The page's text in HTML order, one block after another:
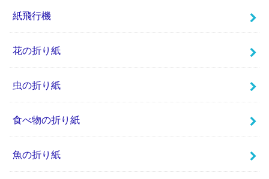
紙飛行機
花の折り紙
虫の折り紙
食べ物の折り紙
魚の折り紙